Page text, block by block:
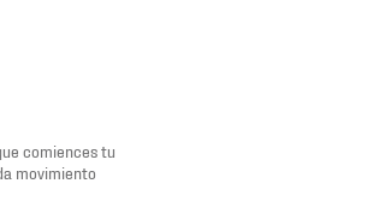
comiences tu
movimiento